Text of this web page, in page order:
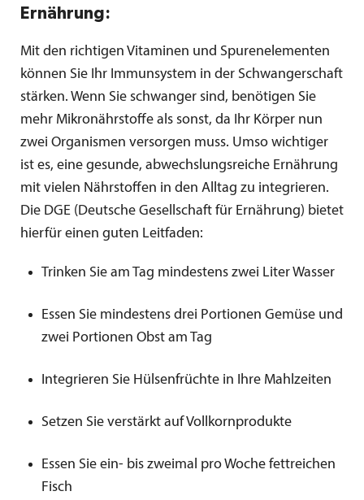
Ernährung:
Mit den richtigen Vitaminen und Spurenelementen
können Sie Ihr Immunsystem in der Schwangerschaft
stärken. Wenn Sie schwanger sind, benötigen Sie
mehr Mikronährstoffe als sonst, da Ihr Körper nun
zwei Organismen versorgen muss. Umso wichtiger
ist es, eine gesunde, abwechslungsreiche Ernährung
mit vielen Nährstoffen in den Alltag zu integrieren.
Die DGE (Deutsche Gesellschaft für Ernährung) bietet
hierfür einen guten Leitfaden:
Trinken Sie am Tag mindestens zwei Liter Wasser
Essen Sie mindestens drei Portionen Gemüse und
zwei Portionen Obst am Tag
Integrieren Sie Hülsenfrüchte in Ihre Mahlzeiten
Setzen Sie verstärkt auf Vollkornprodukte
Essen Sie ein- bis zweimal pro Woche fettreichen
Fisch